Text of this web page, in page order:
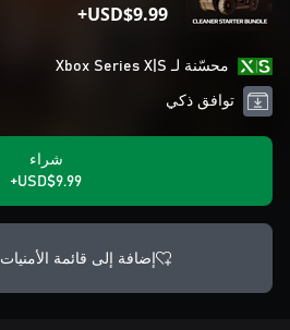
USD$9.99+
محسّنة لـ Xbox Series X|S
توافق ذكي
شراء
USD$9.99+
إضافة إلى قائمة الأمنيات